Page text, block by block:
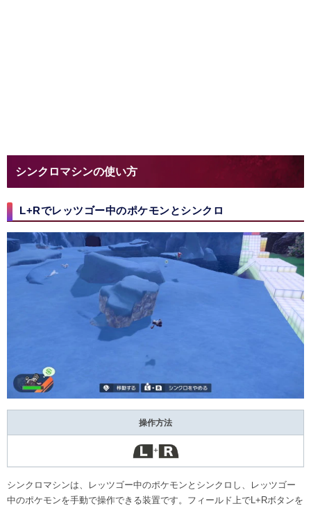
シンクロマシンの使い方
L+Rでレッツゴー中のポケモンとシンクロ
操作方法
+
シンクロマシンは、レッツゴー中のポケモンとシンクロし、レッツゴー
中のポケモンを手動で操作できる装置です。フィールド上でL+Rボタンを